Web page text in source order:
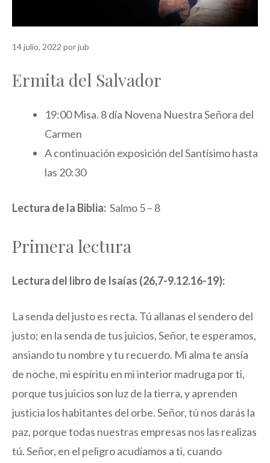
14 julio, 2022 porjub
Ermita de­l Salvador
19:00 Misa. 8 día Novena Nuestra Señora del
Carmen
A continuación exposición del Santísimo hasta
las 20:30
Lectura de la Biblia: Salmo 5 – 8
Primera lectura
Lectura del libro de Isaías (26,7-9.12.16-19):
La senda del justo es recta. Tú allanas el sendero del
justo; en la senda de tus juicios, Señor, te esperamos,
ansiando tu nombre y tu recuerdo. Mi alma te ansía
de noche, mi espíritu en mi interior madruga por ti,
porque tus juicios son luz de la tierra, y aprenden
justicia los habitantes del orbe. Señor, tú nos darás la
paz, porque todas nuestras empresas nos las realizas
tú. Señor, en el peligro acudíamos a ti, cuando